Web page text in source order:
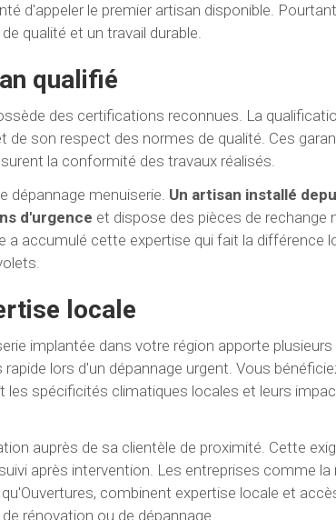
d'appeler le premier artisan disponible.
qualité et un travail durable.
qualifié
des certifications reconnues. La
de son respect des normes de qualité. Ces
la conformité des travaux réalisés.
dépannage menuiserie. Un artisan installé
d'urgence et dispose des pièces de rechange
a accumulé cette expertise qui fait la différence
locale
implantée dans votre région apporte
lors d'un dépannage urgent. Vous
les spécificités climatiques locales et leurs
auprès de sa clientèle de proximité. Cette
après intervention. Les entreprises comme
combinent expertise locale et
rénovation ou de dépannage.